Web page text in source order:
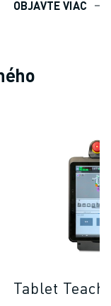
(EDM)
OBJAVTE VIAC
Tablet